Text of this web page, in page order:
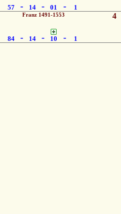
57 - 14 - 01 - 1
Franz 1491-1553
84 - 14 - 10 - 1
4